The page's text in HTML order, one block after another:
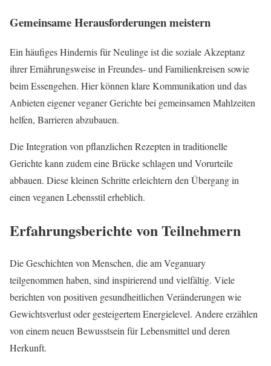
Gemeinsame Herausforderungen meistern
Ein häufiges Hindernis für Neulinge ist die soziale Akzeptanz
ihrer Ernährungsweise in Freundes- und Familienkreisen sowie
beim Essengehen. Hier können klare Kommunikation und das
Anbieten eigener veganer Gerichte bei gemeinsamen Mahlzeiten
helfen, Barrieren abzubauen.
Die Integration von pflanzlichen Rezepten in traditionelle
Gerichte kann zudem eine Brücke schlagen und Vorurteile
abbauen. Diese kleinen Schritte erleichtern den Übergang in
einen veganen Lebensstil erheblich.
Erfahrungsberichte von Teilnehmern
Die Geschichten von Menschen, die am Veganuary
teilgenommen haben, sind inspirierend und vielfältig. Viele
berichten von positiven gesundheitlichen Veränderungen wie
Gewichtsverlust oder gesteigertem Energielevel. Andere erzählen
von einem neuen Bewusstsein für Lebensmittel und deren
Herkunft.